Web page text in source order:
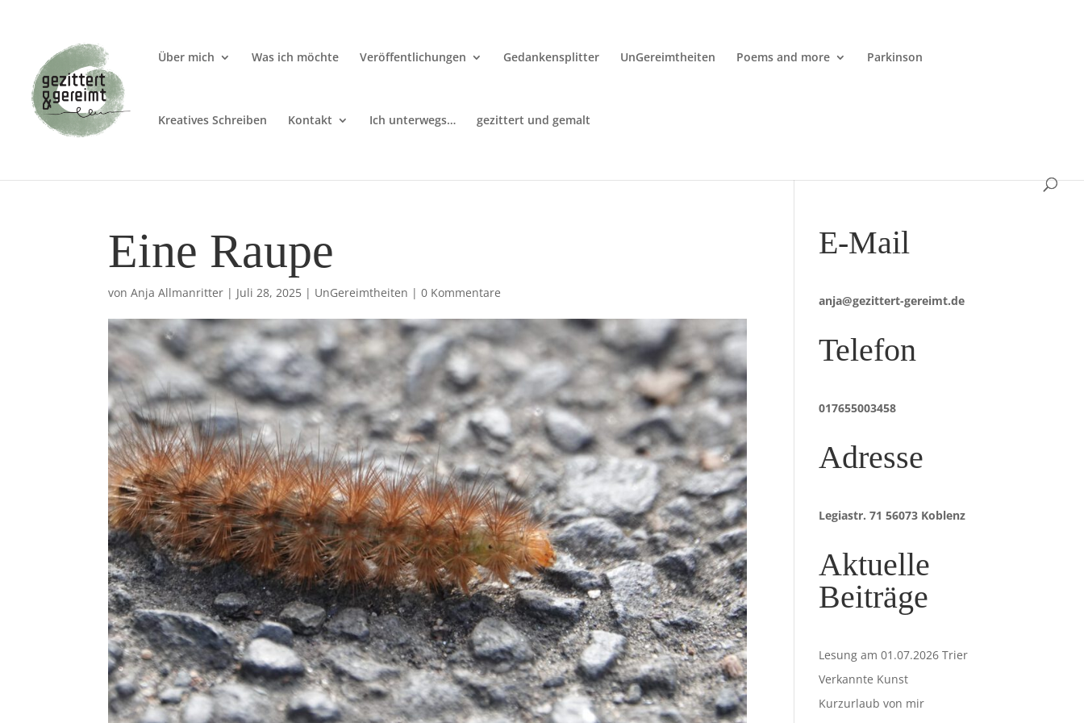
Über mich Was ich möchte Veröffentlichungen Gedankensplitter UnGereimtheiten Poems and more Parkinson
Kreatives Schreiben Kontakt Ich unterwegs… gezittert und gemalt
Eine Raupe
vonAnja Allmanritter | Juli 28, 2025 | UnGereimtheiten |0 Kommentare
E-Mail
anja@gezittert-gereimt.de
Telefon
017655003458
Adresse
Legiastr. 71 56073 Koblenz
Aktuelle
Beiträge
Lesung am 01.07.2026 Trier
Verkannte Kunst
Kurzurlaub von mir